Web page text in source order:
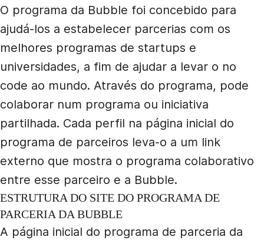
O programa da Bubble foi concebido para
ajudá-los a estabelecer parcerias com os
melhores programas de startups e
universidades, a fim de ajudar a levar o no
code ao mundo. Através do programa, pode
colaborar num programa ou iniciativa
partilhada. Cada perfil na página inicial do
programa de parceiros leva-o a um link
externo que mostra o programa colaborativo
entre esse parceiro e a Bubble.
ESTRUTURA DO SITE DO PROGRAMA DE
PARCERIA DA BUBBLE
A página inicial do programa de parceria da